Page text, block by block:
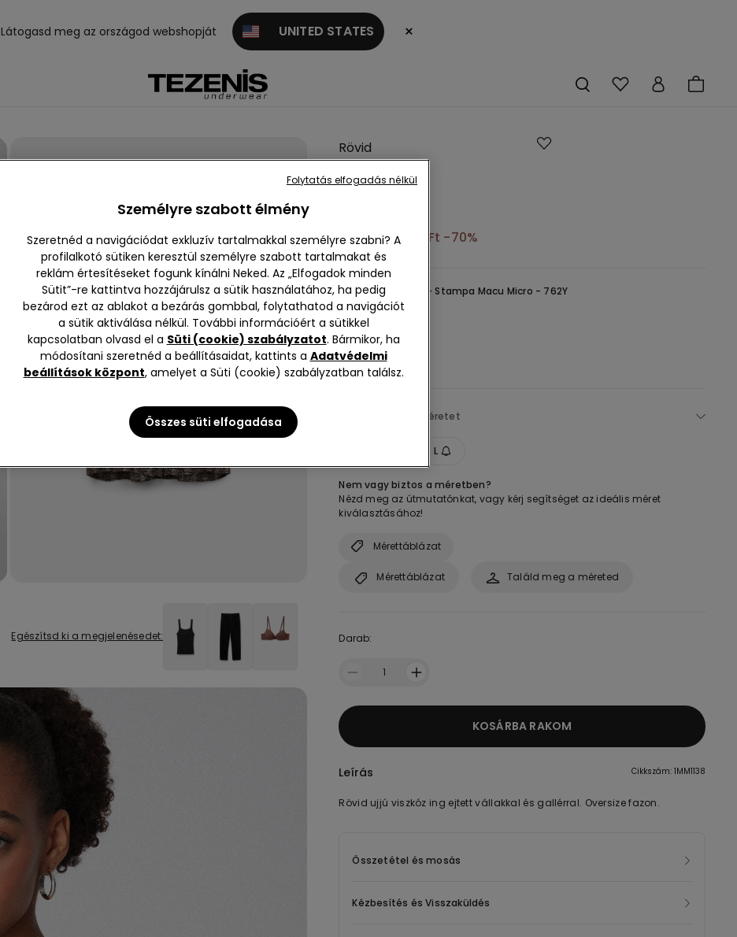
Látogasd meg az országod webshopját UNITED STATES ×
Egészítsd ki a megjelenésedet:
Rövid
Viszkóz
7590 Ft 2275 Ft -70%
Szín:Állatmintás -Stampa Macu Micro - 762Y
Válassz méretet
L
Nem vagy biztos a méretben?
Nézd meg az útmutatónkat, vagy kérj segítséget az ideális méret
kiválasztásához!
Mérettáblázat
Találd meg a méreted
Mérettáblázat
Darab:
1
KOSÁRBA RAKOM
Leírás Cikkszám: 1MM1138
Rövid ujjú viszkóz ing ejtett vállakkal és gallérral. Oversize fazon.
Összetétel és mosás
Kézbesítés és Visszaküldés
Személyre szabott élmény
Szeretnéd a navigációdat exkluzív tartalmakkal személyre szabni? A
profilalkotó sütiken keresztül személyre szabott tartalmakat és
reklám értesítéseket fogunk kínálni Neked. Az „Elfogadok minden
Sütit”-re kattintva hozzájárulsz a sütik használatához, ha pedig
bezárod ezt az ablakot a bezárás gombbal, folytathatod a navigációt
a sütik aktiválása nélkül. További információért a sütikkel
kapcsolatban olvasd el a Süti (cookie) szabályzatot. Bármikor, ha
módosítani szeretnéd a beállításaidat, kattints a Adatvédelmi
beállítások központ, amelyet a Süti (cookie) szabályzatban találsz.
Összes süti elfogadása
Folytatás elfogadás nélkül